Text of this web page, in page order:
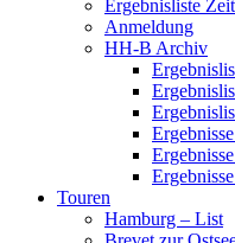
Ergebnisliste
Anmeldung
HH-B Archiv
Touren
Hamburg – List